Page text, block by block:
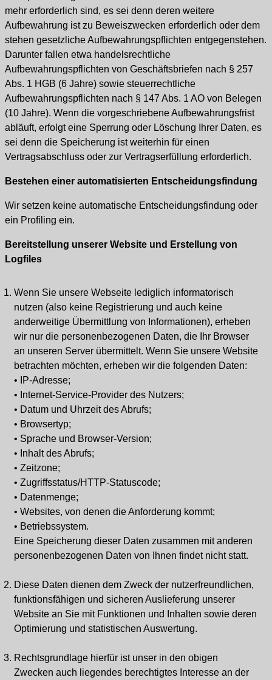
mehr erforderlich sind, es sei denn deren weitere
Aufbewahrung ist zu Beweiszwecken erforderlich oder dem
stehen gesetzliche Aufbewahrungspflichten entgegenstehen.
Darunter fallen etwa handelsrechtliche
Aufbewahrungspflichten von Geschäftsbriefen nach § 257
Abs. 1 HGB (6 Jahre) sowie steuerrechtliche
Aufbewahrungspflichten nach § 147 Abs. 1 AO von Belegen
(10 Jahre). Wenn die vorgeschriebene Aufbewahrungsfrist
abläuft, erfolgt eine Sperrung oder Löschung Ihrer Daten, es
sei denn die Speicherung ist weiterhin für einen
Vertragsabschluss oder zur Vertragserfüllung erforderlich.
Bestehen einer automatisierten Entscheidungsfindung
Wir setzen keine automatische Entscheidungsfindung oder
ein Profiling ein.
Bereitstellung unserer Website und Erstellung von
Logfiles
Wenn Sie unsere Webseite lediglich informatorisch
nutzen (also keine Registrierung und auch keine
anderweitige Übermittlung von Informationen), erheben
wir nur die personenbezogenen Daten, die Ihr Browser
an unseren Server übermittelt. Wenn Sie unsere Website
betrachten möchten, erheben wir die folgenden Daten:
• IP-Adresse;
• Internet-Service-Provider des Nutzers;
• Datum und Uhrzeit des Abrufs;
• Browsertyp;
• Sprache und Browser-Version;
• Inhalt des Abrufs;
• Zeitzone;
• Zugriffsstatus/HTTP-Statuscode;
• Datenmenge;
• Websites, von denen die Anforderung kommt;
• Betriebssystem.
Eine Speicherung dieser Daten zusammen mit anderen
personenbezogenen Daten von Ihnen findet nicht statt.
Diese Daten dienen dem Zweck der nutzerfreundlichen,
funktionsfähigen und sicheren Auslieferung unserer
Website an Sie mit Funktionen und Inhalten sowie deren
Optimierung und statistischen Auswertung.
Rechtsgrundlage hierfür ist unser in den obigen
Zwecken auch liegendes berechtigtes Interesse an der